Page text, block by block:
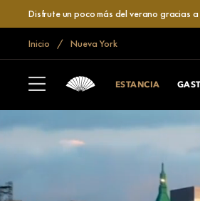
Disfrute un poco más del verano gracias
Inicio Nueva York
ESTANCIA